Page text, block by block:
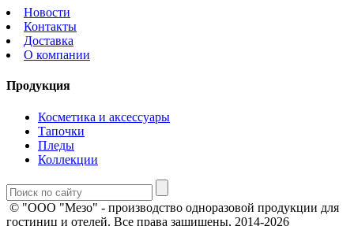
Новости
Контакты
Доставка
О компании
Продукция
Косметика и аксессуары
Тапочки
Пледы
Коллекции
© "ООО "Мезо" - производство одноразовой продукции для
гостиниц и отелей. Все права защищены, 2014-2026